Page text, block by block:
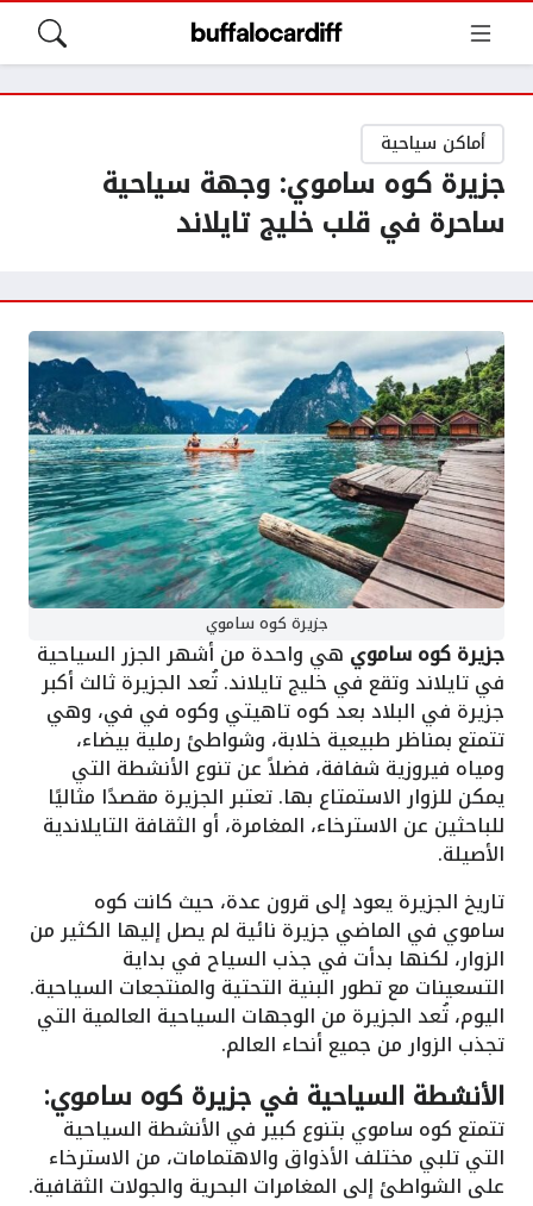
أماكن سياحية
جزيرة كوه ساموي: وجهة سياحية
ساحرة في قلب خليج تايلاند
جزيرة كوه ساموي
جزيرة كوه ساموي هي واحدة من أشهر الجزر السياحية
في تايلاند وتقع في خليج تايلاند. تُعد الجزيرة ثالث أكبر
جزيرة في البلاد بعد كوه تاهيتي وكوه في في، وهي
تتمتع بمناظر طبيعية خلابة، وشواطئ رملية بيضاء،
ومياه فيروزية شفافة، فضلاً عن تنوع الأنشطة التي
يمكن للزوار الاستمتاع بها. تعتبر الجزيرة مقصدًا مثاليًا
للباحثين عن الاسترخاء، المغامرة، أو الثقافة التايلاندية
الأصيلة.
تاريخ الجزيرة يعود إلى قرون عدة، حيث كانت كوه
ساموي في الماضي جزيرة نائية لم يصل إليها الكثير من
الزوار، لكنها بدأت في جذب السياح في بداية
التسعينات مع تطور البنية التحتية والمنتجعات السياحية.
اليوم، تُعد الجزيرة من الوجهات السياحية العالمية التي
تجذب الزوار من جميع أنحاء العالم.
الأنشطة السياحية في جزيرة كوه ساموي:
تتمتع كوه ساموي بتنوع كبير في الأنشطة السياحية
التي تلبي مختلف الأذواق والاهتمامات، من الاسترخاء
على الشواطئ إلى المغامرات البحرية والجولات الثقافية.